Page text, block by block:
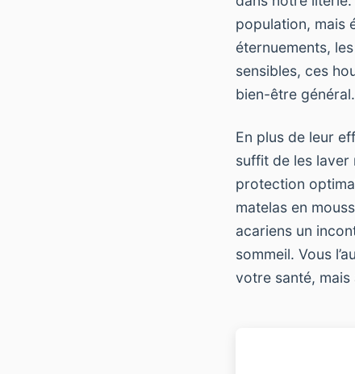
population, mais
éternuements,
sensibles, ces
bien-être général.
En plus de leur
suffit de les laver
protection
matelas en
acariens un
sommeil. Vous
votre santé,